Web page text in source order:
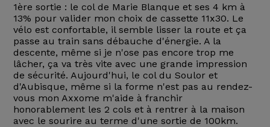
1ère sortie : le col de Marie Blanque et ses 4 km à
13% pour valider mon choix de cassette 11x30. Le
vélo est confortable, il semble lisser la route et ça
passe au train sans débauche d'énergie. A la
descente, même si je n'ose pas encore trop me
lâcher, ça va très vite avec une grande impression
de sécurité. Aujourd'hui, le col du Soulor et
d'Aubisque, même si la forme n'est pas au rendez-
vous mon Axxome m'aide à franchir
honorablement les 2 cols et à rentrer à la maison
avec le sourire au terme d'une sortie de 100km.